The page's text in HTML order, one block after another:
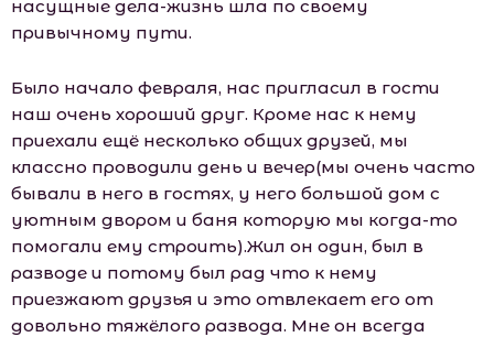
насущные дела-жизнь шла по своему
привычному пути.
Было начало февраля, нас пригласил в гости
наш очень хороший друг. Кроме нас к нему
приехали ещё несколько общих друзей, мы
классно проводили день и вечер(мы очень часто
бывали в него в гостях, у него большой дом с
уютным двором и баня которую мы когда-то
помогали ему строить).Жил он один, был в
разводе и потому был рад что к нему
приезжают друзья и это отвлекает его от
довольно тяжёлого развода. Мне он всегда